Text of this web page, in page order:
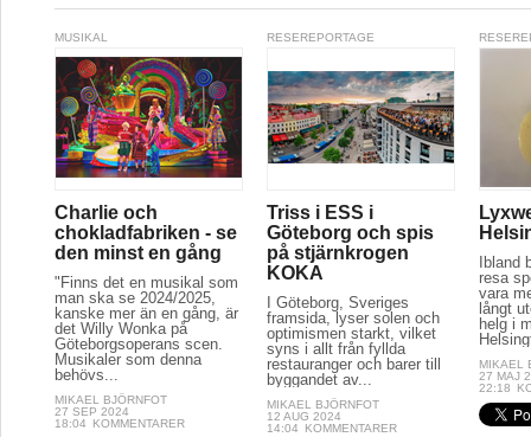
MUSIKAL
Charlie och
chokladfabriken - se
den minst en gång
"Finns det en musikal som
man ska se 2024/2025,
kanske mer än en gång, är
det Willy Wonka på
Göteborgsoperans scen.
Musikaler som denna
behövs...
MIKAEL BJÖRNFOT
27 SEP 2024
18:04
KOMMENTARER
RESEREPORTAGE
Triss i ESS i
Göteborg och spis
på stjärnkrogen
KOKA
I Göteborg, Sveriges
framsida, lyser solen och
optimismen starkt, vilket
syns i allt från fyllda
restauranger och barer till
byggandet av...
MIKAEL BJÖRNFOT
12 AUG 2024
14:04
KOMMENTARER
Ibland
resa
vara
långt
helg i
MIKAEL
27 MAJ
22:18